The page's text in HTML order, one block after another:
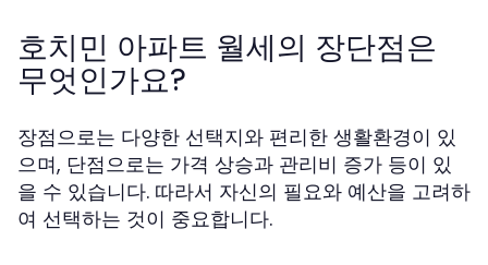
호치민 아파트 월세의 장단점은
무엇인가요?
장점으로는 다양한 선택지와 편리한 생활환경이 있
으며, 단점으로는 가격 상승과 관리비 증가 등이 있
을 수 있습니다. 따라서 자신의 필요와 예산을 고려하
여 선택하는 것이 중요합니다.